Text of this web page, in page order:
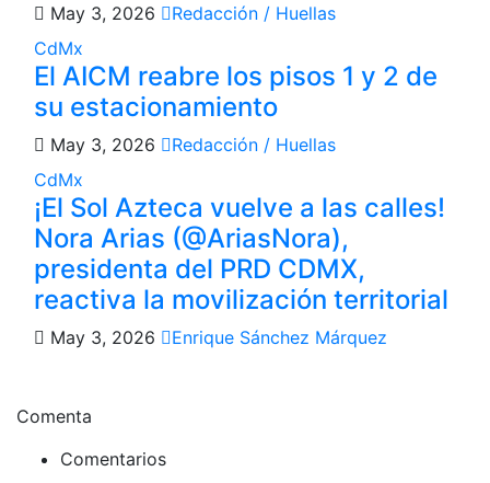
May 3, 2026
Redacción / Huellas
CdMx
El AICM reabre los pisos 1 y 2 de
su estacionamiento
May 3, 2026
Redacción / Huellas
CdMx
¡El Sol Azteca vuelve a las calles!
Nora Arias (@AriasNora),
presidenta del PRD CDMX,
reactiva la movilización territorial
May 3, 2026 Enrique Sánchez Márquez
Comenta
Comentarios